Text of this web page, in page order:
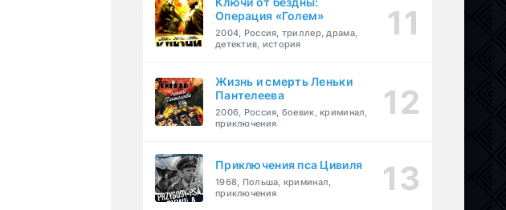
Операция «Голем»
2004, Россия, триллер, драма,
детектив, история
Жизнь и смерть Леньки
Пантелеева
2006, Россия, боевик, криминал,
приключения
Приключения пса Цивиля
1968, Польша, криминал,
приключения